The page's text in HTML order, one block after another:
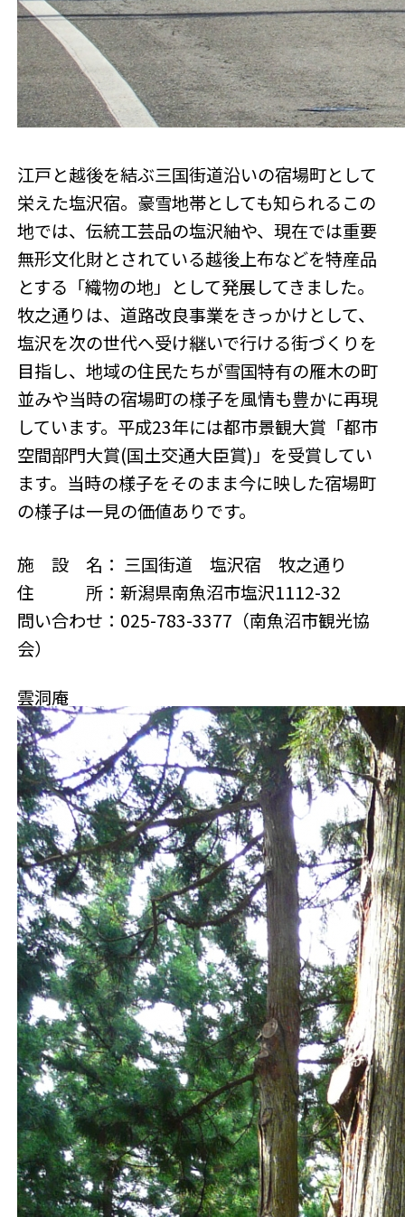
江戸と越後を結ぶ三国街道沿いの宿場町として
栄えた塩沢宿。豪雪地帯としても知られるこの
地では、伝統工芸品の塩沢紬や、現在では重要
無形文化財とされている越後上布などを特産品
とする「織物の地」として発展してきました。
牧之通りは、道路改良事業をきっかけとして、
塩沢を次の世代へ受け継いで行ける街づくりを
目指し、地域の住民たちが雪国特有の雁木の町
並みや当時の宿場町の様子を風情も豊かに再現
しています。平成23年には都市景観大賞「都市
空間部門大賞(国土交通大臣賞)」を受賞してい
ます。当時の様子をそのまま今に映した宿場町
の様子は一見の価値ありです。
施 設 名： 三国街道 塩沢宿 牧之通り
住 所：新潟県南魚沼市塩沢1112-32
問い合わせ：025-783-3377（南魚沼市観光協
会）
雲洞庵